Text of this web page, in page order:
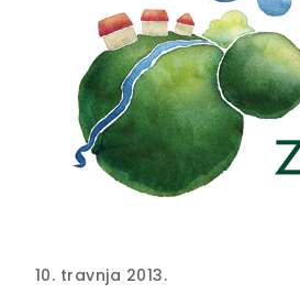
10. travnja 2013.